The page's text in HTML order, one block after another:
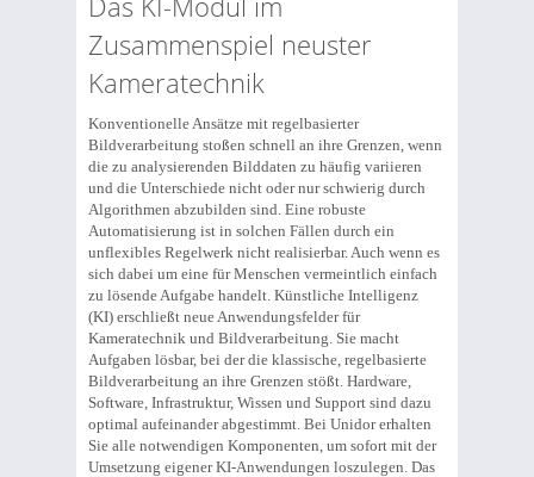
Zusammenspiel neuster
Kameratechnik
Konventionelle Ansätze mit regelbasierter
Bildverarbeitung stoßen schnell an ihre Grenzen, wenn
die zu analysierenden Bilddaten zu häufig variieren
und die Unterschiede nicht oder nur schwierig durch
Algorithmen abzubilden sind. Eine robuste
Automatisierung ist in solchen Fällen durch ein
unflexibles Regelwerk nicht realisierbar. Auch wenn es
sich dabei um eine für Menschen vermeintlich einfach
zu lösende Aufgabe handelt. Künstliche Intelligenz
(KI) erschließt neue Anwendungsfelder für
Kameratechnik und Bildverarbeitung. Sie macht
Aufgaben lösbar, bei der die klassische, regelbasierte
Bildverarbeitung an ihre Grenzen stößt. Hardware,
Software, Infrastruktur, Wissen und Support sind dazu
optimal aufeinander abgestimmt. Bei Unidor erhalten
Sie alle notwendigen Komponenten, um sofort mit der
Umsetzung eigener KI-Anwendungen loszulegen. Das